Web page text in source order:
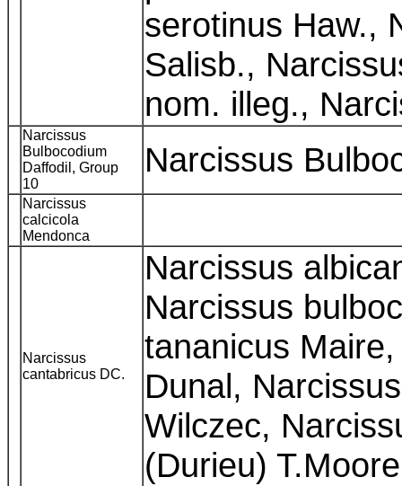
serotinus Haw.,
Salisb.,
nom. illeg.,
Narcissus
Bulbocodium
Daffodil, Group
10
Narcissus
Narcissus
calcicola
Mendonca
Narcissus
cantabricus DC.
Narcissus
Narcissus
tananicus
Dunal,
Wilczec,
(Durieu)